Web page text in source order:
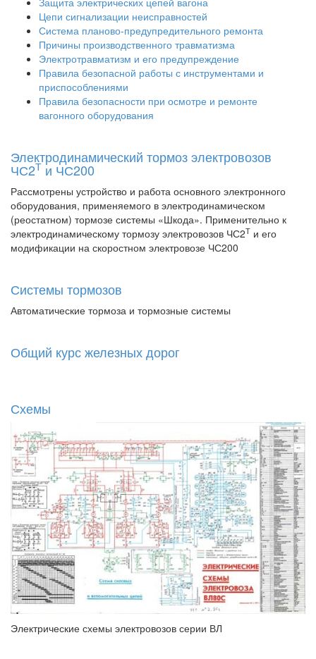
Цепи сигнализации неисправностей
Система планово-предупредительного ремонта
Причины производственного травматизма
Электротравматизм и его предупреждение
Правила безопасной работы с инструментами и
приспособлениями
Правила безопасности при осмотре и ремонте
вагонного оборудования
Электродинамический тормоз электровозов
ЧС2Т и ЧС200
Рассмотрены устройство и работа основного электронного
оборудования, применяемого в электродинамическом
(реостатном) тормозе системы «Шкода». Применительно к
электродинамическому тормозу электровозов ЧС2Т и его
модификации на скоростном электровозе ЧС200
Системы тормозов
Автоматические тормоза и тормозные системы
Общий курс железных дорог
Схемы
Электрические схемы электровозов серии ВЛ